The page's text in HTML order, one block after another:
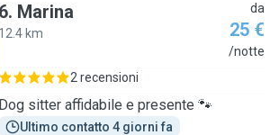
6. Marina
12.4 km
da
25 €
/notte
2 recensioni
Dog sitter affidabile e presente 🐾
Ultimo contatto 4 giorni fa